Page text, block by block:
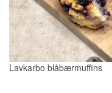
Lavkarbo blåbærmuffins